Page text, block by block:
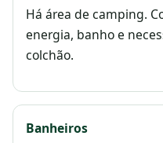
Há área de camping.
energia, banho e
colchão.
Banheiros